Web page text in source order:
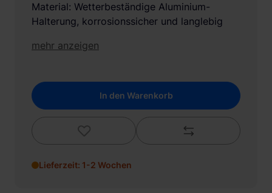
Material: Wetterbeständige Aluminium-
Halterung, korrosionssicher und langlebig
mehr anzeigen
In den Warenkorb
Lieferzeit: 1-2 Wochen